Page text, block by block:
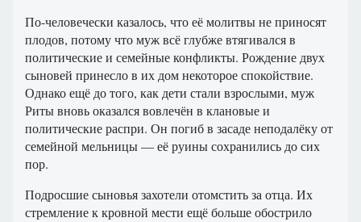
По-человечески казалось, что её молитвы не приносят
плодов, потому что муж всё глубже втягивался в
политические и семейные конфликты. Рождение двух
сыновей принесло в их дом некоторое спокойствие.
Однако ещё до того, как дети стали взрослыми, муж
Риты вновь оказался вовлечён в клановые и
политические распри. Он погиб в засаде неподалёку от
семейной мельницы — её руины сохранились до сих
пор.
Подросшие сыновья захотели отомстить за отца. Их
стремление к кровной мести ещё больше обострило